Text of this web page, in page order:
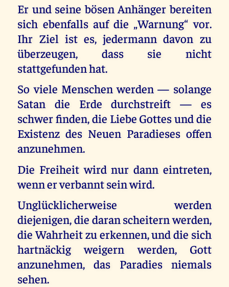
Er und seine bösen Anhänger bereiten
sich ebenfalls auf die „Warnung“ vor.
Ihr Ziel ist es, jedermann davon zu
überzeugen, dass sie nicht
stattgefunden hat.
So viele Menschen werden — solange
Satan die Erde durchstreift — es
schwer finden, die Liebe Gottes und die
Existenz des Neuen Paradieses offen
anzunehmen.
Die Freiheit wird nur dann eintreten,
wenn er verbannt sein wird.
Unglücklicherweise werden
diejenigen, die daran scheitern werden,
die Wahrheit zu erkennen, und die sich
hartnäckig weigern werden, Gott
anzunehmen, das Paradies niemals
sehen.